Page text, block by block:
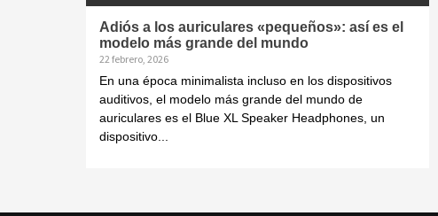
Adiós a los auriculares «pequeños»: así es el
modelo más grande del mundo
22 febrero, 2026
En una época minimalista incluso en los dispositivos
auditivos, el modelo más grande del mundo de
auriculares es el Blue XL Speaker Headphones, un
dispositivo...